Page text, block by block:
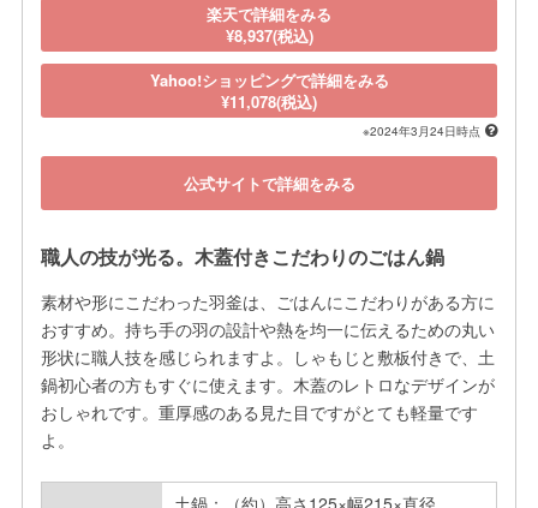
楽天で詳細をみる
¥8,937(税込)
Yahoo!ショッピングで詳細をみる
¥11,078(税込)
※2024年3月24日時点
公式サイトで詳細をみる
職人の技が光る。木蓋付きこだわりのごはん鍋
素材や形にこだわった羽釜は、ごはんにこだわりがある方に
おすすめ。持ち手の羽の設計や熱を均一に伝えるための丸い
形状に職人技を感じられますよ。しゃもじと敷板付きで、土
鍋初心者の方もすぐに使えます。木蓋のレトロなデザインが
おしゃれです。重厚感のある見た目ですがとても軽量です
よ。